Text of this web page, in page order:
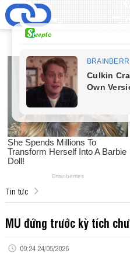
Tin tức
MU đứng trước kỳ tích
09:24 24/05/2026